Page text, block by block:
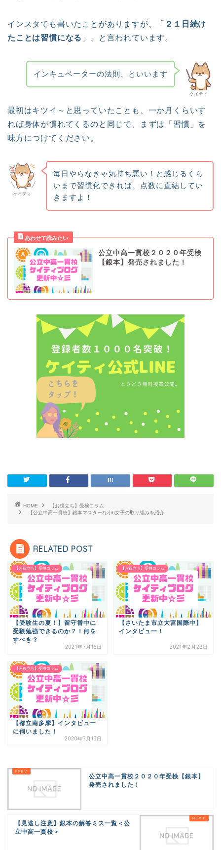
インスタでも書いたことがありますが、「
２１日続け
たことは習慣になる 」、と言われています。
ケイティ
インキュベーターの法則、といいます
最初はキツイ～と思っていたことも、一か月くらいす
れば身体が慣れてくるのと同じで、まずは「習慣」を
味方につけてください。
ケイティ
毎日やらなきゃ気持ち悪い！と感じるくら
いまで習慣化できれば、点数に直結してい
きますよ！
公立中高一貫校２０２０年受検
【銀本】発売されました！
HOME
【お役立ち】受検コラム
【公立中高一貫校】銀本マスターな小6女子の取り組みを紹介
RELATED POST
【お役立ち】受検コラム
【受験生の夏！】留守番中に
受験勉強できるのか？！何を
すべき？
2021年7月16日
【お役立ち】受検コラム
【さいたま市立大宮国際中】
インタビュー！
2021年2月23日
【お役立ち】受検コラム
【都立南多摩】インタビュー
に伺いました！
2020年7月13日
公立中高一貫校２０２０年受検【銀本】
発売されました！
【見逃し注意】銀本の解答ミス一覧＜公
立中高一貫校＞